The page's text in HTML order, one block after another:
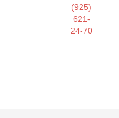
(925)
621-
24-70